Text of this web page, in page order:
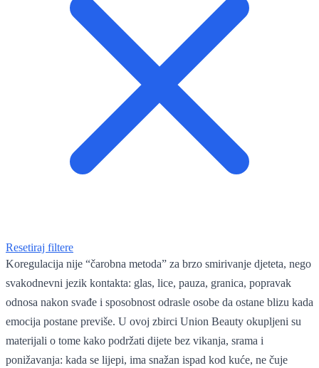
Resetiraj filtere
Koregulacija nije “čarobna metoda” za brzo smirivanje djeteta, nego
svakodnevni jezik kontakta: glas, lice, pauza, granica, popravak
odnosa nakon svađe i sposobnost odrasle osobe da ostane blizu kada
emocija postane previše. U ovoj zbirci Union Beauty okupljeni su
materijali o tome kako podržati dijete bez vikanja, srama i
ponižavanja: kada se lijepi, ima snažan ispad kod kuće, ne čuje